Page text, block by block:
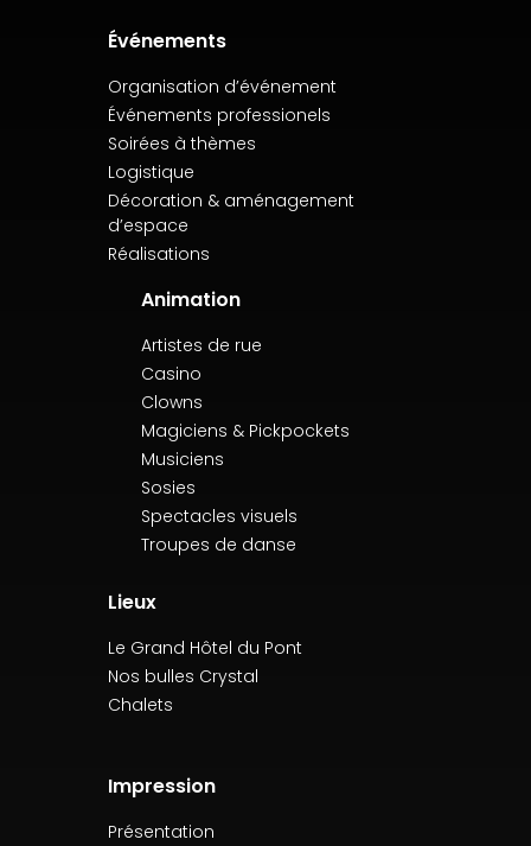
Événements
Organisation d’événement
Événements professionels
Soirées à thèmes
Logistique
Décoration & aménagement
d’espace
Réalisations
Animation
Artistes de rue
Casino
Clowns
Magiciens & Pickpockets
Musiciens
Sosies
Spectacles visuels
Troupes de danse
Lieux
Le Grand Hôtel du Pont
Nos bulles Crystal
Chalets
Impression
Présentation